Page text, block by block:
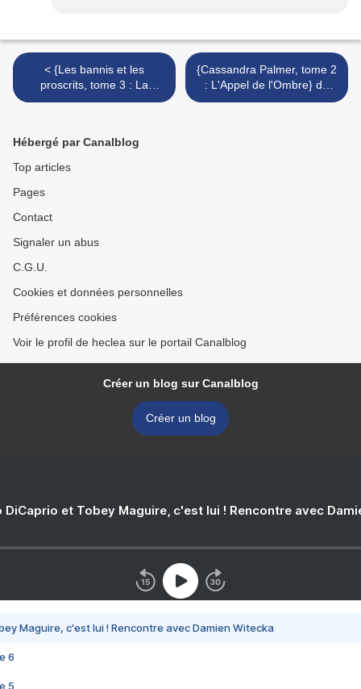
< {Les bannis et les
proscrits, tome 3 : La
guerre de la Sor'cière} de
{Cassandra Palmer, tome 2
: L'Appel de l'Ombre} de
Karen Chance >
Hébergé par Canalblog
Top articles
Pages
Contact
Signaler un abus
C.G.U.
Cookies et données personnelles
Préférences cookies
Voir le profil de heclea sur le portail Canalblog
Créer un blog sur Canalblog
Créer un blog
DiCaprio et Tobey Maguire, c'est lui ! Rencontre avec
Maguire, c'est lui ! Rencontre avec Damien Witecka
6
5